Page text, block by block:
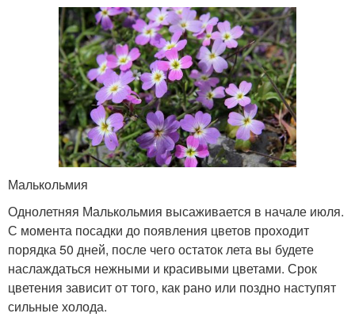
Малькольмия
Однолетняя Малькольмия высаживается в начале июля.
С момента посадки до появления цветов проходит
порядка 50 дней, после чего остаток лета вы будете
наслаждаться нежными и красивыми цветами. Срок
цветения зависит от того, как рано или поздно наступят
сильные холода.